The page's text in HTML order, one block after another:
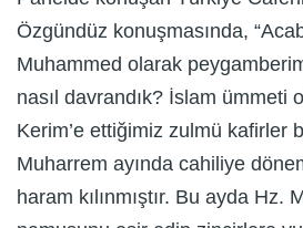
Özgündüz konuşmasında,
Muhammed olarak
nasıl davrandık? İslam ümmeti
Kerim’e ettiğimiz zulmü kafirler
Muharrem ayında cahiliye
haram kılınmıştır. Bu ayda Hz.